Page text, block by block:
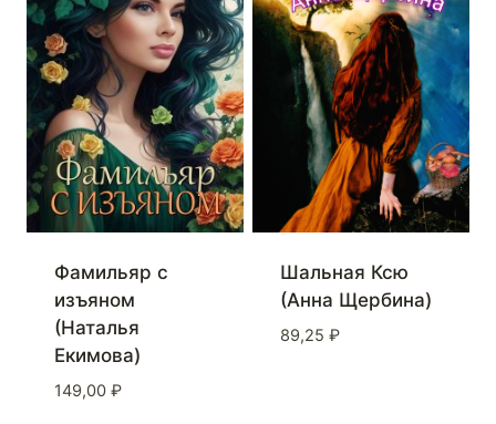
Фамильяр с
изъяном
(Наталья
Екимова)
149,00 ₽
Шальная Ксю
(Анна Щербина)
89,25 ₽